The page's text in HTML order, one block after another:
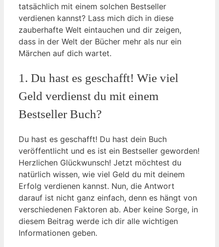
tatsächlich mit einem solchen Bestseller
verdienen kannst? Lass mich dich in diese
zauberhafte Welt eintauchen und dir zeigen,
dass in der Welt der Bücher mehr als nur ein
Märchen auf dich wartet.
1. Du hast es geschafft! Wie viel
Geld verdienst du mit einem
Bestseller Buch?
Du hast es geschafft! Du hast dein Buch
veröffentlicht und es ist ein Bestseller geworden!
Herzlichen Glückwunsch! Jetzt möchtest du
natürlich wissen, wie viel Geld du mit deinem
Erfolg verdienen kannst. Nun, die Antwort
darauf ist nicht ganz einfach, denn es hängt von
verschiedenen Faktoren ab. Aber keine Sorge, in
diesem Beitrag werde ich dir alle wichtigen
Informationen geben.